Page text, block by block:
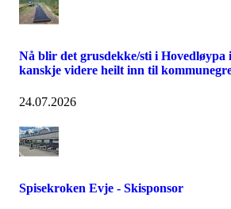
Nå blir det grusdekke/sti i
kanskje videre heilt inn til
24.07.2026
Spisekroken Evje - Skisponsor